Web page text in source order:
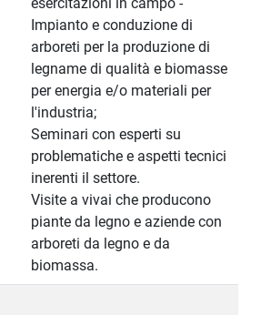
esercitazioni in campo -
Impianto e conduzione di
arboreti per la produzione di
legname di qualità e biomasse
per energia e/o materiali per
l'industria;
Seminari con esperti su
problematiche e aspetti tecnici
inerenti il settore.
Visite a vivai che producono
piante da legno e aziende con
arboreti da legno e da
biomassa.